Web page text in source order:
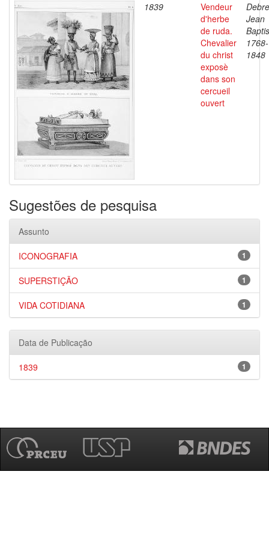
1839
Vendeur
d'herbe
de ruda.
Chevalier
du christ
exposè
dans son
cercueil
ouvert
Jean
1768-
1848
Sugestões de pesquisa
Assunto
1
ICONOGRAFIA
1
SUPERSTIÇÃO
1
VIDA COTIDIANA
Data de Publicação
1
1839